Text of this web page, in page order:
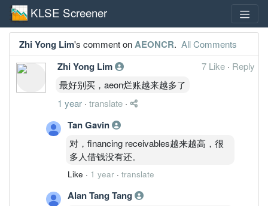
KLSE Screener
Zhi Yong Lim's comment onAEONCR. All Comments
Zhi Yong Lim 7 Like · Reply
最好别买，aeon烂账越来越多了
1 year · translate ·
Tan Gavin
对，financing receivables越来越高，很
多人借钱没有还。
Like · 1 year · translate
Alan Tang Tang